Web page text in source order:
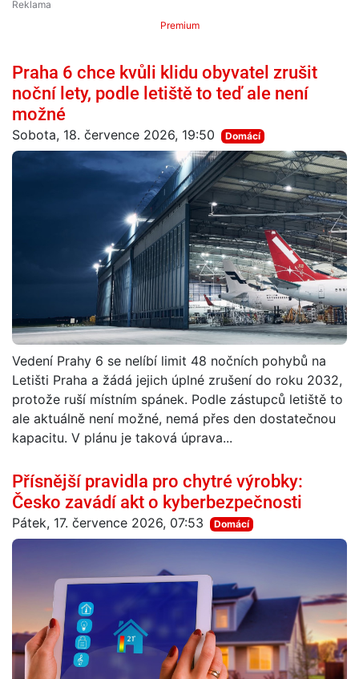
Premium
Praha 6 chce kvůli klidu obyvatel zrušit
noční lety, podle letiště to teď ale není
možné
Sobota, 18. července 2026, 19:50 Domácí
Vedení Prahy 6 se nelíbí limit 48 nočních pohybů na
Letišti Praha a žádá jejich úplné zrušení do roku 2032,
protože ruší místním spánek. Podle zástupců letiště to
ale aktuálně není možné, nemá přes den dostatečnou
kapacitu. V plánu je taková úprava...
Přísnější pravidla pro chytré výrobky:
Česko zavádí akt o kyberbezpečnosti
Pátek, 17. července 2026, 07:53 Domácí